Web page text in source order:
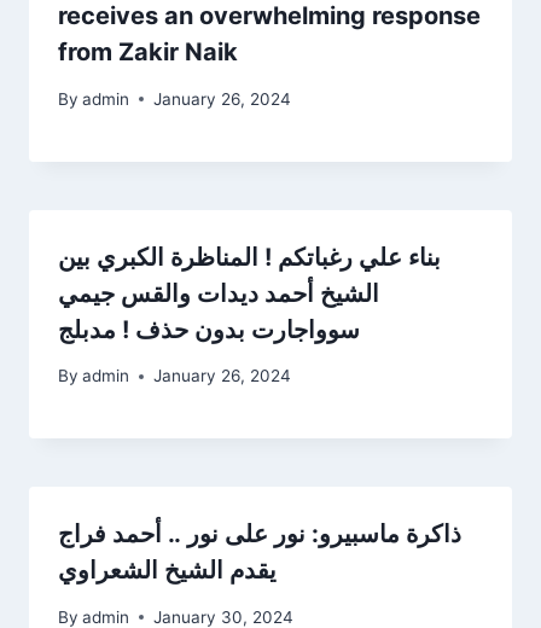
receives an overwhelming response
from Zakir Naik
By admin January 26, 2024
بناء علي رغباتكم ! المناظرة الكبري بين
الشيخ أحمد ديدات والقس جيمي
سوواجارت بدون حذف ! مدبلج
By admin January 26, 2024
ذاكرة ماسبيرو: نور على نور .. أحمد فراج
يقدم الشيخ الشعراوي
By admin January 30, 2024